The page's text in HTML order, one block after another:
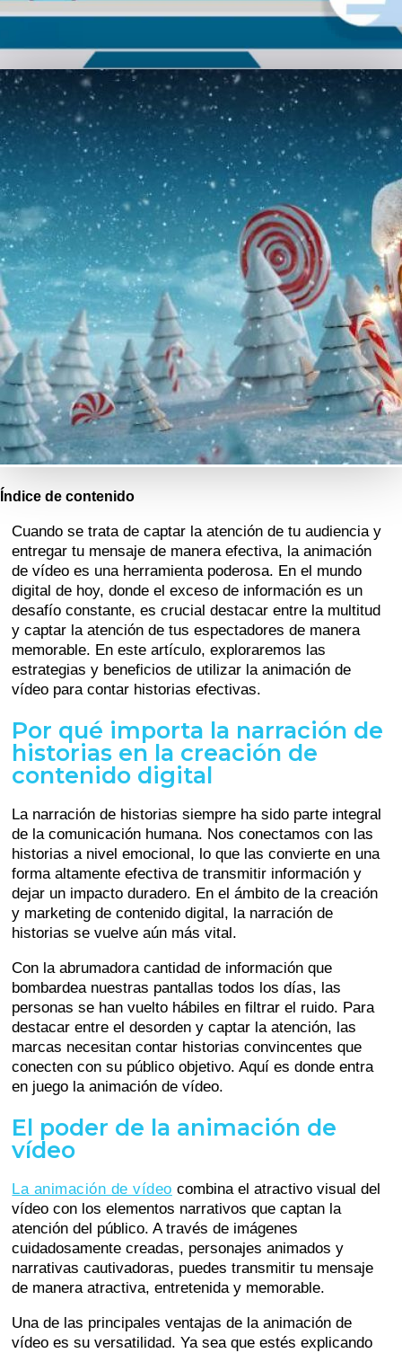
Índice de contenido
Cuando se trata de captar la atención de tu audiencia y
entregar tu mensaje de manera efectiva, la animación
de vídeo es una herramienta poderosa. En el mundo
digital de hoy, donde el exceso de información es un
desafío constante, es crucial destacar entre la multitud
y captar la atención de tus espectadores de manera
memorable. En este artículo, exploraremos las
estrategias y beneficios de utilizar la animación de
vídeo para contar historias efectivas.
Por qué importa la narración de
historias en la creación de
contenido digital
La narración de historias siempre ha sido parte integral
de la comunicación humana. Nos conectamos con las
historias a nivel emocional, lo que las convierte en una
forma altamente efectiva de transmitir información y
dejar un impacto duradero. En el ámbito de la creación
y marketing de contenido digital, la narración de
historias se vuelve aún más vital.
Con la abrumadora cantidad de información que
bombardea nuestras pantallas todos los días, las
personas se han vuelto hábiles en filtrar el ruido. Para
destacar entre el desorden y captar la atención, las
marcas necesitan contar historias convincentes que
conecten con su público objetivo. Aquí es donde entra
en juego la animación de vídeo.
El poder de la animación de
vídeo
La animación de vídeo combina el atractivo visual del
vídeo con los elementos narrativos que captan la
atención del público. A través de imágenes
cuidadosamente creadas, personajes animados y
narrativas cautivadoras, puedes transmitir tu mensaje
de manera atractiva, entretenida y memorable.
Una de las principales ventajas de la animación de
vídeo es su versatilidad. Ya sea que estés explicando